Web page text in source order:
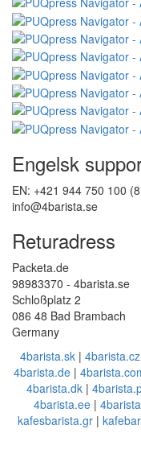
Engelsk
EN: +421 944 750 100
info@4barista.se
Returadress
Packeta.de
98983370 - 4barista.se
Schloßplatz 2
086 48 Bad Brambach
Germany
4barista.sk| 4barista.cz
4barista.de |
4barista.dk |
4barista.ee|
kafesbarista.gr|